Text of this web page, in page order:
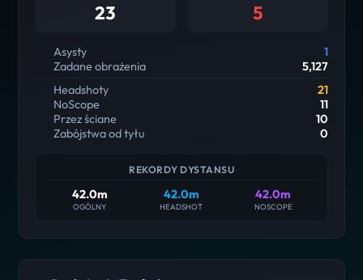
23 5
Asysty
1
Zadane obrażenia
5,127
Headshoty
21
NoScope
11
Przez ściane
10
Zabójstwa od tyłu
0
REKORDY DYSTANSU
42.0m
OGÓLNY
42.0m
HEADSHOT
42.0m
NOSCOPE